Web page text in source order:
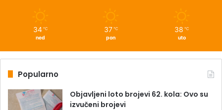
34 ℃
ned
37 ℃
pon
38 ℃
uto
Popularno
Objavljeni loto brojevi 62. kola: Ovo su
izvučeni brojevi